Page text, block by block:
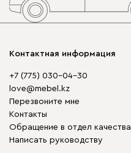
Контактная информация
+7 (775) 030-04-30
love@mebel.kz
Перезвоните мне
Контакты
Обращение в отдел качества
Написать руководству